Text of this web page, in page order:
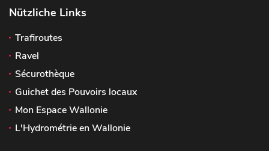
Nützliche Links
Trafiroutes
Ravel
Sécurothèque
Guichet des Pouvoirs locaux
Mon Espace Wallonie
L'Hydrométrie en Wallonie